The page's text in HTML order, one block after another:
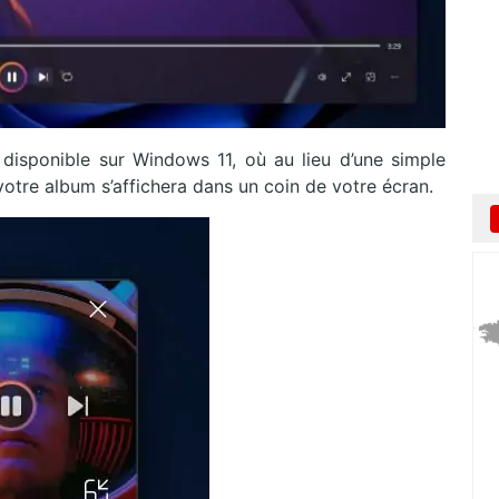
sur Windows 11, où au lieu d’une simple
album s’affichera dans un coin de votre écran.